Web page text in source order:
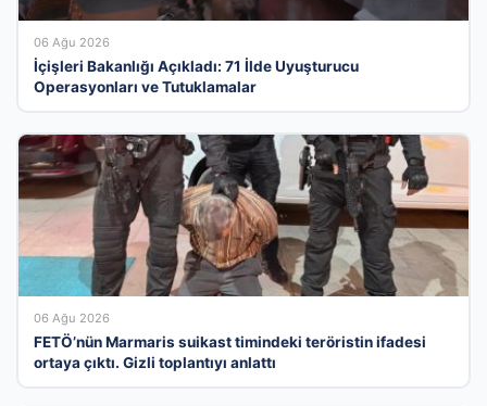
06 Ağu 2026
İçişleri Bakanlığı Açıkladı: 71 İlde Uyuşturucu
Operasyonları ve Tutuklamalar
06 Ağu 2026
FETÖ’nün Marmaris suikast timindeki teröristin ifadesi
ortaya çıktı. Gizli toplantıyı anlattı